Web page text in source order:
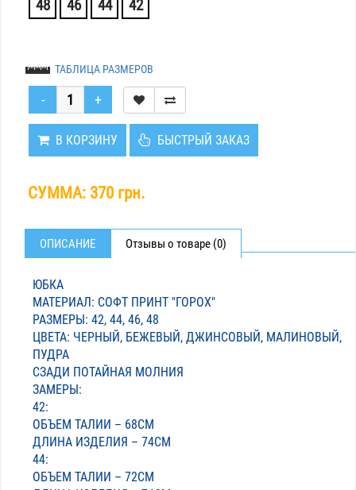
48 46 44 42
ТАБЛИЦА РАЗМЕРОВ
В КОРЗИНУ БЫСТРЫЙ ЗАКАЗ
СУММА: 370 грн.
ОПИСАНИЕ Отзывы о товаре (0)
ЮБКА
МАТЕРИАЛ: СОФТ ПРИНТ "ГОРОХ"
РАЗМЕРЫ: 42, 44, 46, 48
ЦВЕТА: ЧЕРНЫЙ, БЕЖЕВЫЙ, ДЖИНСОВЫЙ, МАЛИНОВЫЙ,
ПУДРА
СЗАДИ ПОТАЙНАЯ МОЛНИЯ
ЗАМЕРЫ:
42:
ОБЪЕМ ТАЛИИ – 68СМ
ДЛИНА ИЗДЕЛИЯ – 74СМ
44:
ОБЪЕМ ТАЛИИ – 72СМ